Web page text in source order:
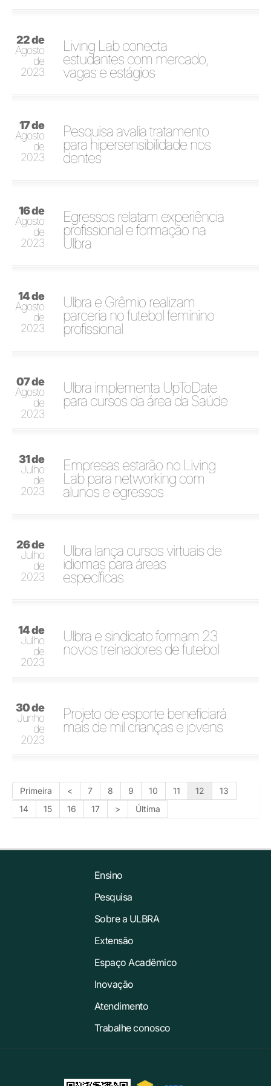
22 de
Agosto
de
2023
Living Lab conecta
estudantes com mercado,
vagas e estágios
17 de
Agosto
de
2023
Pesquisa avalia tratamento
para hipersensibilidade nos
dentes
16 de
Agosto
de
2023
Egressos relatam experiência
profissional e formação na
Ulbra
14 de
Agosto
de
2023
Ulbra e Grêmio realizam
parceria no futebol feminino
profissional
07 de
Agosto
de
2023
Ulbra implementa UpToDate
para cursos da área da Saúde
31 de
Julho
de
2023
Empresas estarão no Living
Lab para networking com
alunos e egressos
26 de
Julho
de
2023
Ulbra lança cursos virtuais de
idiomas para áreas
específicas
14 de
Julho
de
2023
Ulbra e sindicato formam 23
novos treinadores de futebol
30 de
Junho
de
2023
Projeto de esporte beneficiará
mais de mil crianças e jovens
Primeira < 7 8 9 10 11 12
13
14
15 16 17 > Última
Ensino
Pesquisa
Sobre a ULBRA
Extensão
Espaço Acadêmico
Inovação
Atendimento
Trabalhe conosco